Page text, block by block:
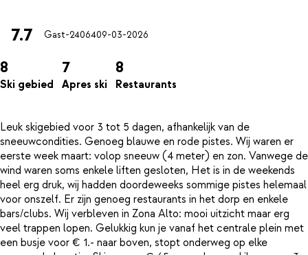
7.7 Gast-2406409-03-2026
8
Ski gebied
7
Apres ski
8
Restaurants
Leuk skigebied voor 3 tot 5 dagen, afhankelijk van de
sneeuwcondities. Genoeg blauwe en rode pistes. Wij waren er
eerste week maart: volop sneeuw (4 meter) en zon. Vanwege de
wind waren soms enkele liften gesloten, Het is in de weekends
heel erg druk, wij hadden doordeweeks sommige pistes helemaal
voor onszelf. Er zijn genoeg restaurants in het dorp en enkele
bars/clubs. Wij verbleven in Zona Alto: mooi uitzicht maar erg
veel trappen lopen. Gelukkig kun je vanaf het centrale plein met
een busje voor € 1.- naar boven, stopt onderweg op elke